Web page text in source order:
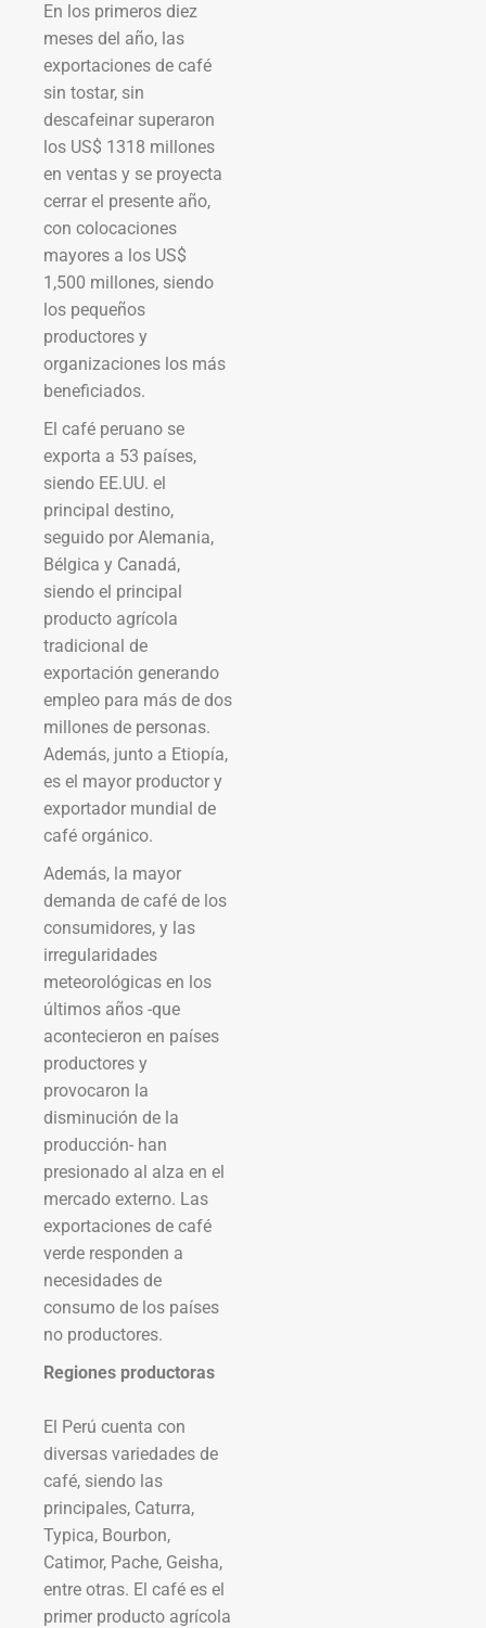
En los primeros diez
meses del año, las
exportaciones de café
sin tostar, sin
descafeinar superaron
los US$ 1318 millones
en ventas y se proyecta
cerrar el presente año,
con colocaciones
mayores a los US$
1,500 millones, siendo
los pequeños
productores y
organizaciones los más
beneficiados.
El café peruano se
exporta a 53 países,
siendo EE.UU. el
principal destino,
seguido por Alemania,
Bélgica y Canadá,
siendo el principal
producto agrícola
tradicional de
exportación generando
empleo para más de dos
millones de personas.
Además, junto a Etiopía,
es el mayor productor y
exportador mundial de
café orgánico.
Además, la mayor
demanda de café de los
consumidores, y las
irregularidades
meteorológicas en los
últimos años -que
acontecieron en países
productores y
provocaron la
disminución de la
producción- han
presionado al alza en el
mercado externo. Las
exportaciones de café
verde responden a
necesidades de
consumo de los países
no productores.
Regiones productoras
El Perú cuenta con
diversas variedades de
café, siendo las
principales, Caturra,
Typica, Bourbon,
Catimor, Pache, Geisha,
entre otras. El café es el
primer producto agrícola